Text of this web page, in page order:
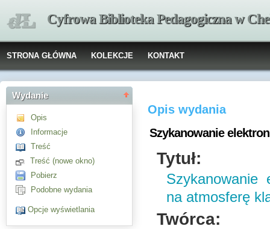
Cyfrowa Biblioteka Pedagogiczna w
STRONA GŁÓWNA KOLEKCJE KONTAKT
Wydanie
Opis
Informacje
Treść
Treść (nowe okno)
Pobierz
Podobne wydania
Opcje wyświetlania
Opis wydania
Szykanowanie
Tytuł:
Szykanowanie
na atmosferę
Twórca: